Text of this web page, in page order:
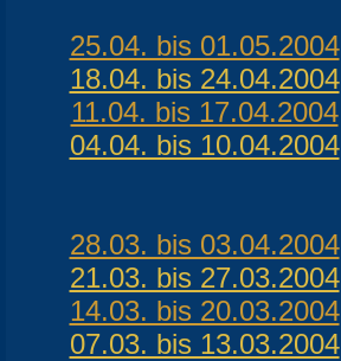
25.04. bis 01.05.2004
18.04. bis 24.04.2004
11.04. bis 17.04.2004
04.04. bis 10.04.2004
28.03. bis 03.04.2004
21.03. bis 27.03.2004
14.03. bis 20.03.2004
07.03. bis 13.03.2004